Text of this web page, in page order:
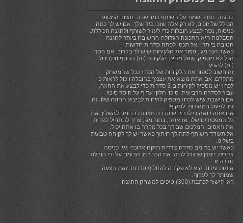
בהגנה, תמיד שמור על השותף במחשבה. חשוב המספר
הכולל של זוכים, לא רק אלה שזכו ביד שלך. אם יש לך כמה
כניסות, נסה לבצע הובלות כדי לעזור לשותף ולהגנה הכוללת.
הסבלנות היא התכונה הגדולה-החשובה ביותר להגנה
הטובה ביותר - אל תנסו לפתח סדרות חדשות.
כאשר הנך מגן, ספור את הלקיחות שיש לך בקרוב. אם הסך
הכל לא מספיק, שאל מהיכן הלקיחה (ות) הנוסף (ות) יכול
(ות) להגיע.
זה חשוב לספור את הלקיחות של הכרוז ככל שהמשחק
מתקדם. אם אתה מוצא את עצמך בהובלה ויכול לראות כי
לכרוז יש מספיק לקיחות ב-3 סדרות כדי לבצע את החוזה,
עבור לסדרה הרביעית. סיכוי חלקי עדיף על חוסר סיכוי.
אם חישבת שיש לכרוז מספיק לקיחות לביצוע החוזה שלו, זה
זמן לפעול במהירות. לִתְקוֹף!
אם אתה רואה כי לכרוז יש סדרה מצוינת בדומם להשליך את
כל המפסידים שלו, אז אתה, בתור מגן, צריך להתחיל לפדות
את האסים והמלכים שבידך בכל מקרה בו אתה יכול.
אל תעודד השותף לתת לך חיתוך כאשר יש לך לקיחה טבעית
בשליט.
כאשר יש בדומם סדרה צדדית חזקה ארוכה ואין כניסה
צדדית, ייתכן שתוכל לנתק את הכרוז מן הדומם על ידי הובלת
סדרה זו.
איתות עידוד הוא לא פקודה להחליף סדרות; זאת הצעה
שמותר לך לעקוף.
ראו קישור לכתבת (300) טיפים למשחק ההגנה